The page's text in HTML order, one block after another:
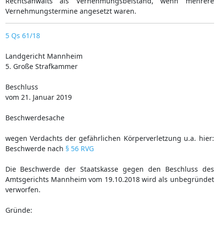
Vernehmungstermine angesetzt waren.
5 Qs 61/18
Landgericht Mannheim
5. Große Strafkammer
Beschluss
vom 21. Januar 2019
Beschwerdesache
wegen Verdachts der gefährlichen Körperverletzung u.a. hier:
Beschwerde nach § 56 RVG
Die Beschwerde der Staatskasse gegen den Beschluss des
Amtsgerichts Mannheim vom 19.10.2018 wird als unbegründet
verworfen.
Gründe: